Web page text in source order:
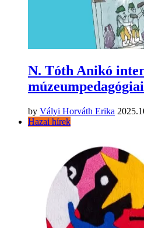
N. Tóth Anikó
by Vályi Horváth Erika
Hazai hírek